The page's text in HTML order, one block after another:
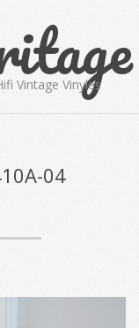
Vintage Vinyles
04